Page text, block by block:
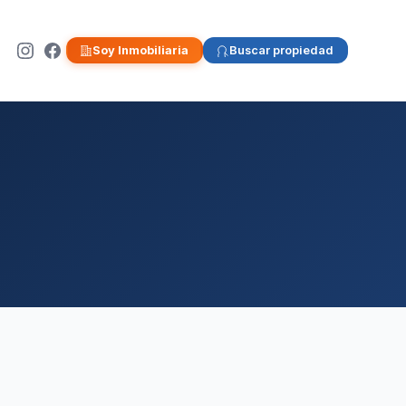
Soy Inmobiliaria Buscar propiedad